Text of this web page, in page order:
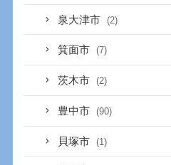
泉大津市 (2)
箕面市 (7)
茨木市 (2)
豊中市 (90)
貝塚市 (1)